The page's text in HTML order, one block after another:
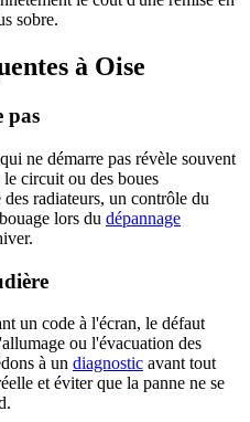
sobre.
à Oise
pas
ne démarre pas révèle souvent
circuit ou des boues
radiateurs, un contrôle du
lors du dépannage
un code à l'écran, le défaut
ou l'évacuation des
à un diagnostic avant tout
et éviter que la panne ne se